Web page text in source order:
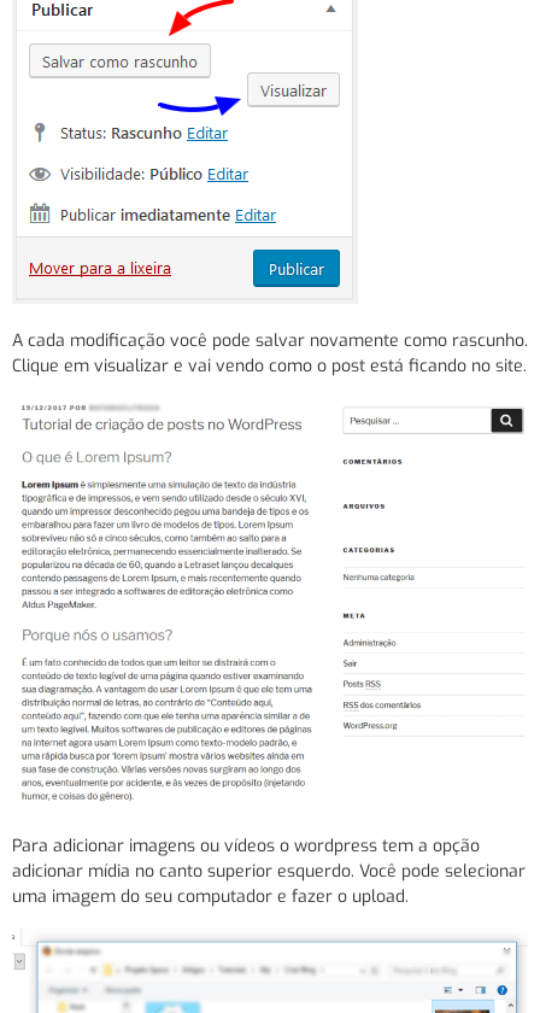
A cada modificação você pode salvar novamente como rascunho.
Clique em visualizar e vai vendo como o post está ficando no site.
Para adicionar imagens ou vídeos o wordpress tem a opção
adicionar mídia no canto superior esquerdo. Você pode selecionar
uma imagem do seu computador e fazer o upload.